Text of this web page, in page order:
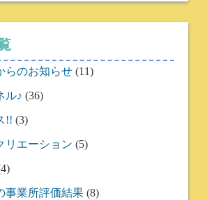
らのお知らせ(11)
ル♪ (36)
!! (3)
リエーション (5)
事業所評価結果(8)